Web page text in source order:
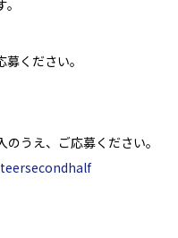
ください。
うえ、ご応募ください。